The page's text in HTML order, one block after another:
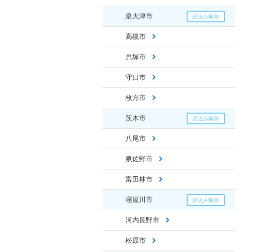
泉大津市
高槻市
貝塚市
守口市
枚方市
茨木市
八尾市
泉佐野市
富田林市
寝屋川市
河内長野市
松原市